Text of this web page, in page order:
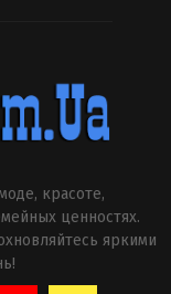
красоте,
ценностях.
яркими